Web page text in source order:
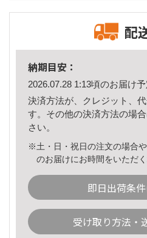
配
納期目安：
2026.07.28 1:13頃のお届け予
決済方法が、クレジット、
す。その他の決済方法の場
さい。
※土・日・祝日の注文の場合
のお届けにお時間をいただ
即日出荷条
受け取り方法・